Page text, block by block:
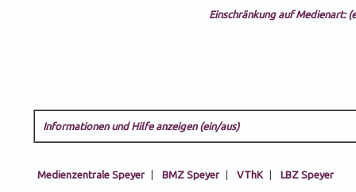
Einschränkung auf Medienart:
Informationen und Hilfe anzeigen (ein/aus)
Medienzentrale Speyer | BMZ Speyer | VThK | LBZ Speyer